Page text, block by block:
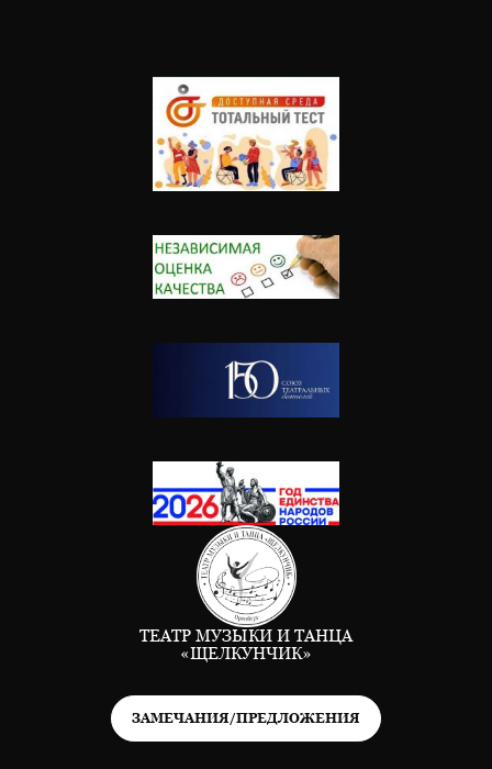
ТЕАТР МУЗЫКИ И ТАНЦА
«ЩЕЛКУНЧИК»
ЗАМЕЧАНИЯ/ПРЕДЛОЖЕНИЯ